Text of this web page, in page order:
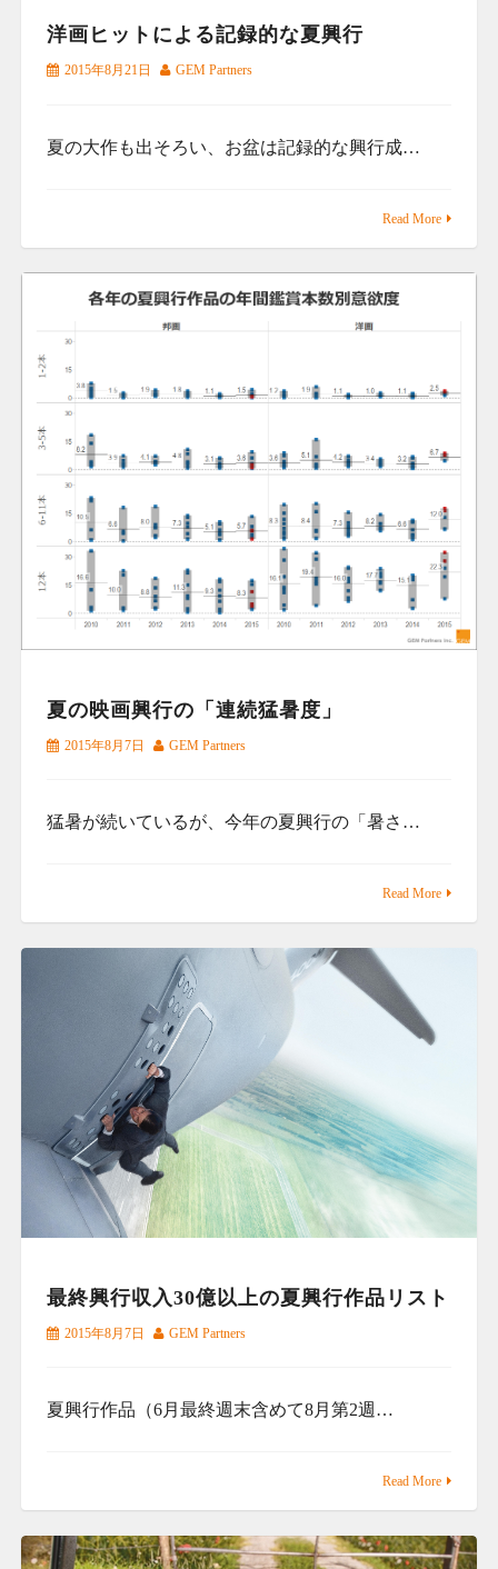
洋画ヒットによる記録的な夏興行
2015年8月21日 GEM Partners
夏の大作も出そろい、お盆は記録的な興行成…
Read More
夏の映画興行の「連続猛暑度」
2015年8月7日 GEM Partners
猛暑が続いているが、今年の夏興行の「暑さ…
Read More
最終興行収入30億以上の夏興行作品リスト
2015年8月7日 GEM Partners
夏興行作品（6月最終週末含めて8月第2週…
Read More